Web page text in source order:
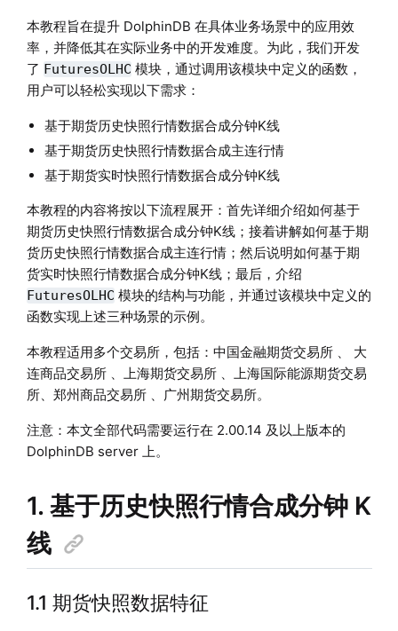
本教程旨在提升 DolphinDB 在具体业务场景中的应用效
率，并降低其在实际业务中的开发难度。为此，我们开发
了 FuturesOLHC 模块，通过调用该模块中定义的函数，
用户可以轻松实现以下需求：
基于期货历史快照行情数据合成分钟K线
基于期货历史快照行情数据合成主连行情
基于期货实时快照行情数据合成分钟K线
本教程的内容将按以下流程展开：首先详细介绍如何基于
期货历史快照行情数据合成分钟K线；接着讲解如何基于期
货历史快照行情数据合成主连行情；然后说明如何基于期
货实时快照行情数据合成分钟K线；最后，介绍
FuturesOLHC 模块的结构与功能，并通过该模块中定义的
函数实现上述三种场景的示例。
本教程适用多个交易所，包括：中国金融期货交易所 、 大
连商品交易所 、上海期货交易所 、上海国际能源期货交易
所、郑州商品交易所 、广州期货交易所。
注意：本文全部代码需要运行在 2.00.14 及以上版本的
DolphinDB server 上。
1. 基于历史快照行情合成分钟 K
线
1.1 期货快照数据特征